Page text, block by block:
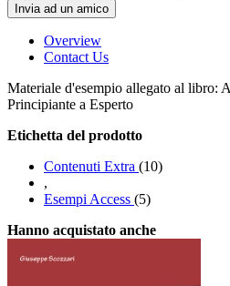
Invia ad un amico
Overview
Contact Us
Materiale d'esempio allegato al libro:
Principiante a Esperto
Etichetta del prodotto
Contenuti Extra (10)
,
Esempi Access (5)
Hanno acquistato anche